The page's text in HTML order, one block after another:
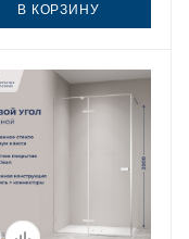
В КОРЗИНУ